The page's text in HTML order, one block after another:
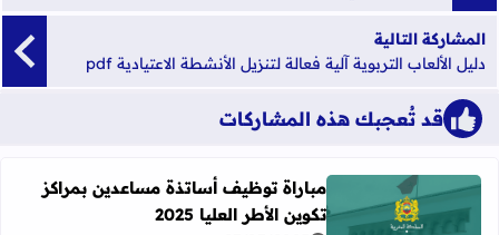
المشاركة التالية
دليل الألعاب التربوية آلية فعالة لتنزيل الأنشطة الاعتيادية pdf
قد تُعجبك هذه المشاركات
اقرأ المزيد عن مباراة توظيف أساتذة مساعدين بمراكز تكوين
مباراة توظيف أساتذة مساعدين بمراكز
تكوين الأطر العليا 2025